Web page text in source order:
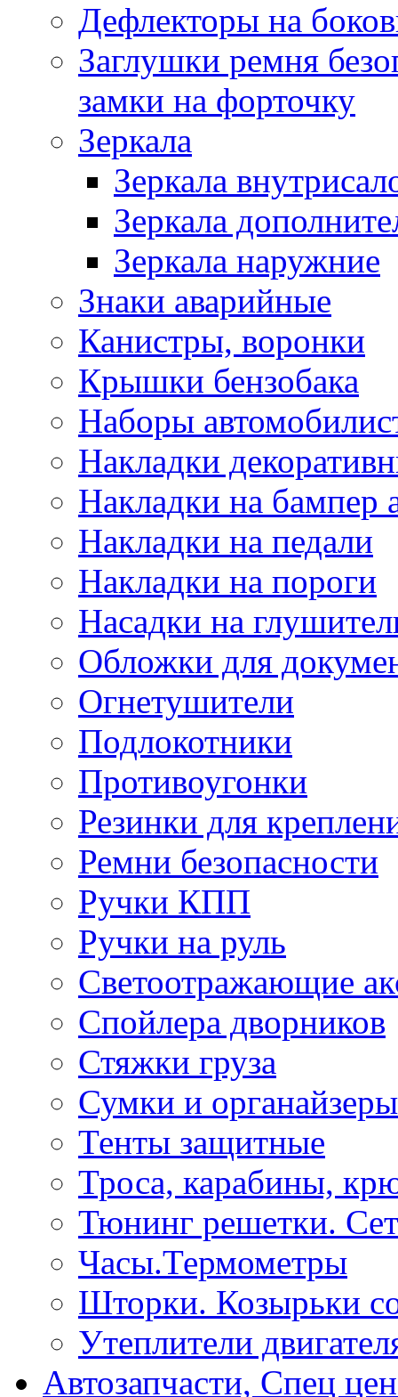
Дефлекторы на
Заглушки ремня
замки на форточку
Зеркала
Зеркала
Зеркала
Зеркала наружние
Знаки аварийные
Канистры, воронки
Крышки бензобака
Наборы
Накладки
Накладки на бампер
Накладки на педали
Накладки на пороги
Насадки на
Обложки для
Огнетушители
Подлокотники
Противоугонки
Резинки для
Ремни безопасности
Ручки КПП
Ручки на руль
Светоотражающие
Спойлера дворников
Стяжки груза
Сумки и органайзеры
Тенты защитные
Троса, карабины,
Тюнинг решетки.
Часы.Термометры
Шторки. Козырьки
Утеплители
Автозапчасти, Спец